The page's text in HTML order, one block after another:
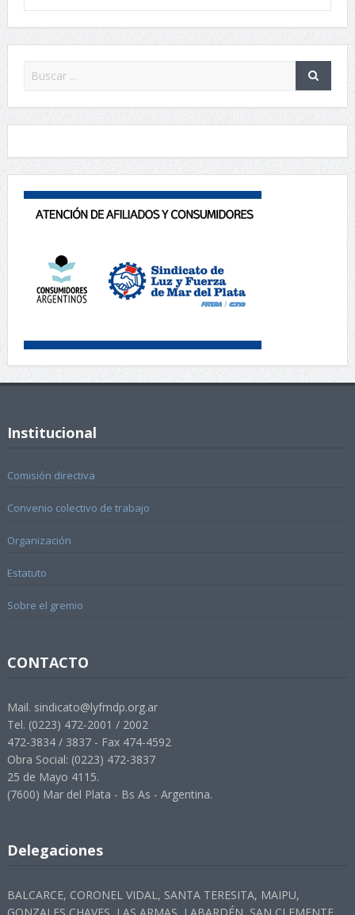
Institucional
Comisión directiva
Convenio colectivo de trabajo
Organización
Estatuto
Sobre el gremio
CONTACTO
Mail. sindicato@lyfmdp.org.ar
Tel. (0223) 472-2001 / 2002
472-3834 / 3837 - Fax 474-4592
Obra Social: (0223) 472-3837
25 de Mayo 4115.
(7600) Mar del Plata - Bs As - Argentina.
Delegaciones
BALCARCE, CORONEL VIDAL, SANTA TERESITA, MAIPU,